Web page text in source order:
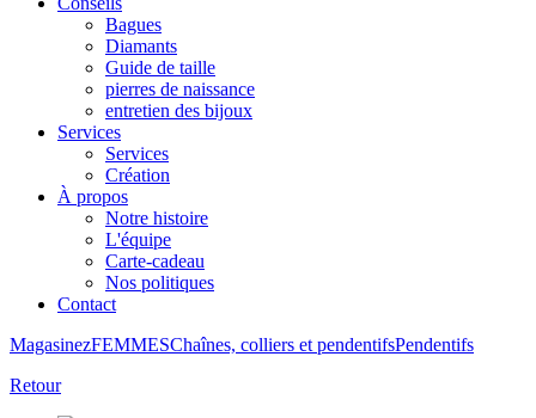
Bagues
Diamants
Guide de taille
pierres de naissance
entretien des bijoux
Services
Services
Création
À propos
Notre histoire
L'équipe
Carte-cadeau
Nos politiques
Contact
MagasinezFEMMESChaînes, colliers et pendentifsPendentifs
Retour